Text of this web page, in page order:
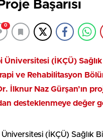
Başarısı
0
Üniversitesi (İKÇÜ)
ve Rehabilitasyon
İlknur Naz Gürşan’ın
desteklenmeye değer
(İKÇÜ) Sağlık